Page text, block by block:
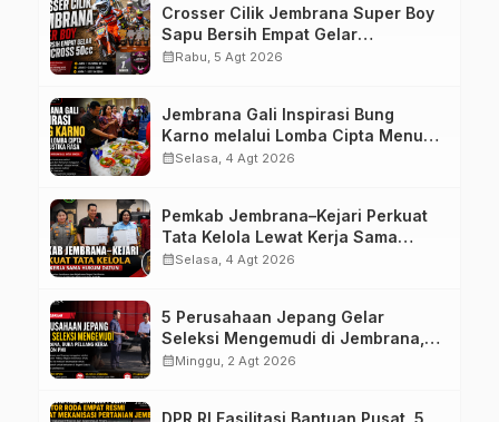
Crosser Cilik Jembrana Super Boy
Sapu Bersih Empat Gelar
Motocross 50cc
calendar_monthRabu, 5 Agt 2026
Jembrana Gali Inspirasi Bung
Karno melalui Lomba Cipta Menu
Mustika Rasa
calendar_monthSelasa, 4 Agt 2026
Pemkab Jembrana–Kejari Perkuat
Tata Kelola Lewat Kerja Sama
Hukum Datun
calendar_monthSelasa, 4 Agt 2026
5 Perusahaan Jepang Gelar
Seleksi Mengemudi di Jembrana,
Buka Peluang Kerja bagi Calon PMI
calendar_monthMinggu, 2 Agt 2026